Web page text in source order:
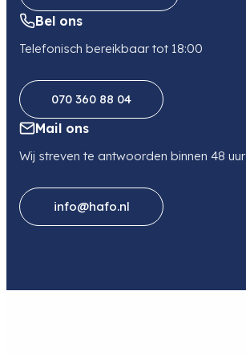
Bel ons
Telefonisch bereikbaar tot 18:00
070 360 88 04
Mail ons
Wij streven te antwoorden binnen 48 uur
info@hafo.nl